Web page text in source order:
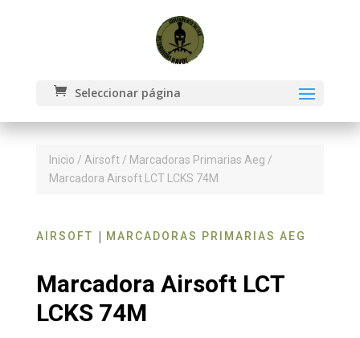
Seleccionar página
Inicio / Airsoft/ Marcadoras Primarias Aeg /
Marcadora Airsoft LCT LCKS 74M
AIRSOFT | MARCADORAS PRIMARIAS AEG
Marcadora Airsoft LCT
LCKS 74M